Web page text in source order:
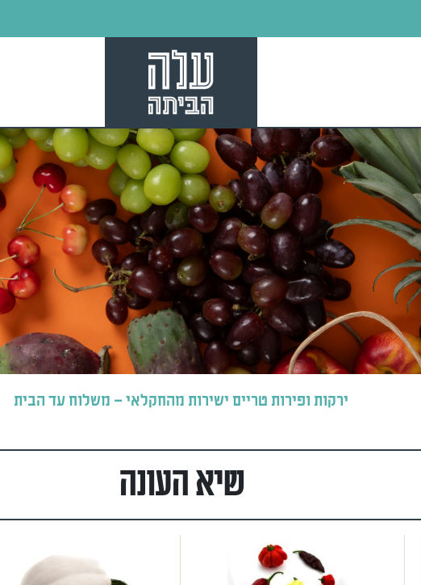
ירקות ופירות טריים ישירות מהחקלאי – משלוח עד הבית
שיא העונה